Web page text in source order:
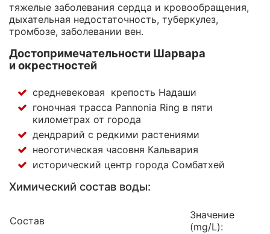
тяжелые заболевания сердца и кровообращения,
дыхательная недостаточность, туберкулез,
тромбозе, заболевании вен.
Достопримечательности Шарвара
и окрестностей
средневековая крепость Надаши
гоночная трасса Pannonia Ring в пяти
километрах от города
дендрарий с редкими растениями
неоготическая часовня Кальвария
исторический центр города Сомбатхей
Химический состав воды:
Состав
Значение
(mg/L):